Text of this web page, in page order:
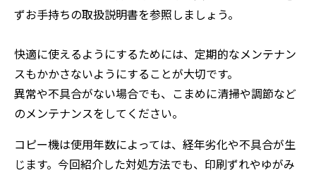
ずお手持ちの取扱説明書を参照しましょう。
快適に使えるようにするためには、定期的なメンテナン
スもかかさないようにすることが大切です。
異常や不具合がない場合でも、こまめに清掃や調節など
のメンテナンスをしてください。
コピー機は使用年数によっては、経年劣化や不具合が生
じます。今回紹介した対処方法でも、印刷ずれやゆがみ